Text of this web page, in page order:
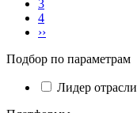
3
4
››
Подбор по параметрам
Лидер отрасли